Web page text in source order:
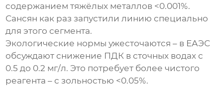
содержанием тяжёлых металлов <0.001%.
Сансян как раз запустили линию специально
для этого сегмента.
Экологические нормы ужесточаются – в ЕАЭС
обсуждают снижение ПДК в сточных водах с
0.5 до 0.2 мг/л. Это потребует более чистого
реагента – с зольностью <0.05%.